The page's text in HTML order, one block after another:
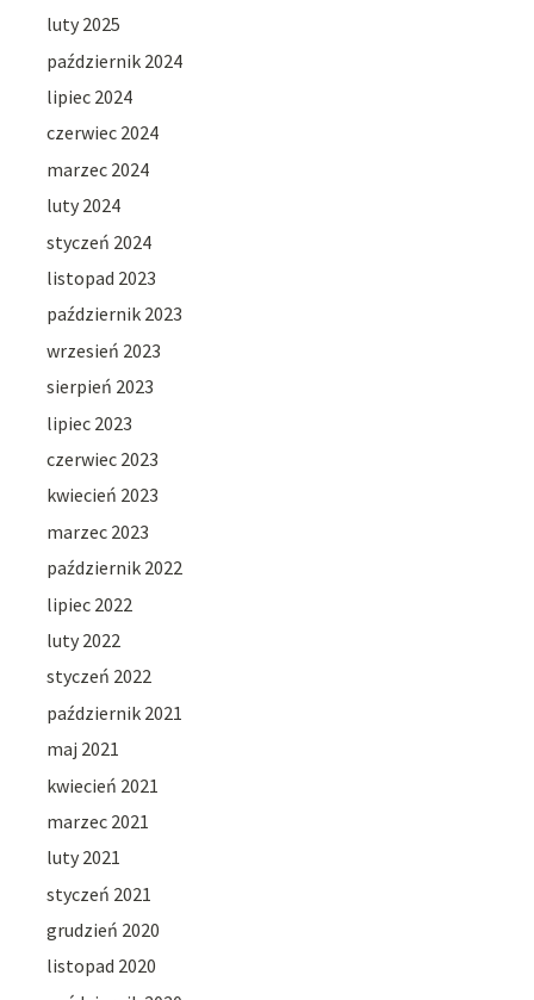
luty 2025
październik 2024
lipiec 2024
czerwiec 2024
marzec 2024
luty 2024
styczeń 2024
listopad 2023
październik 2023
wrzesień 2023
sierpień 2023
lipiec 2023
czerwiec 2023
kwiecień 2023
marzec 2023
październik 2022
lipiec 2022
luty 2022
styczeń 2022
październik 2021
maj 2021
kwiecień 2021
marzec 2021
luty 2021
styczeń 2021
grudzień 2020
listopad 2020